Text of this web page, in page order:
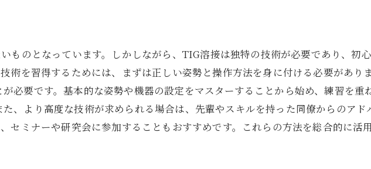
ものとなっています。しかしながら、TIG溶接は独特の技術が必要であり、初
術を習得するためには、まずは正しい姿勢と操作方法を身に付ける必要があり
必要です。基本的な姿勢や機器の設定をマスターすることから始め、練習を重
、より高度な技術が求められる場合は、先輩やスキルを持った同僚からのアド
セミナーや研究会に参加することもおすすめです。これらの方法を総合的に活